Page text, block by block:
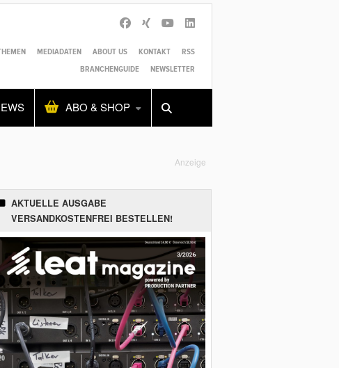
MEDIADATEN ABOUT US KONTAKT
RSS
BRANCHENGUIDE
NEWSLETTER
ABO & SHOP
Alles Shop SUCHEN
Anzeige
AKTUELLE AUSGABE
VERSANDKOSTENFREI BESTELLEN!